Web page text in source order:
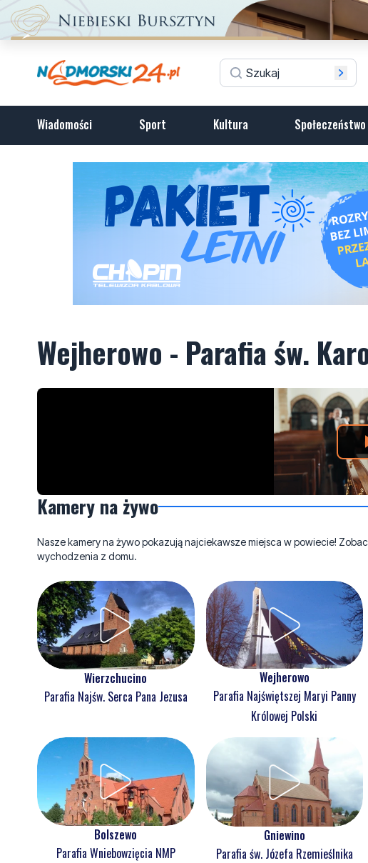
Wiadomości Sport Kultura Społeczeństwo
Wejherowo - Parafia św.
Kamery na żywo
Nasze kamery na żywo pokazują najciekawsze miejsca w powiecie!
wychodzenia z domu.
Wierzchucino
Parafia Najśw. Serca Pana Jezusa
Wejherowo
Parafia Najświętszej Maryi Panny
Królowej Polski
Bolszewo
Parafia Wniebowzięcia NMP
Gniewino
Parafia św. Józefa Rzemieślnika